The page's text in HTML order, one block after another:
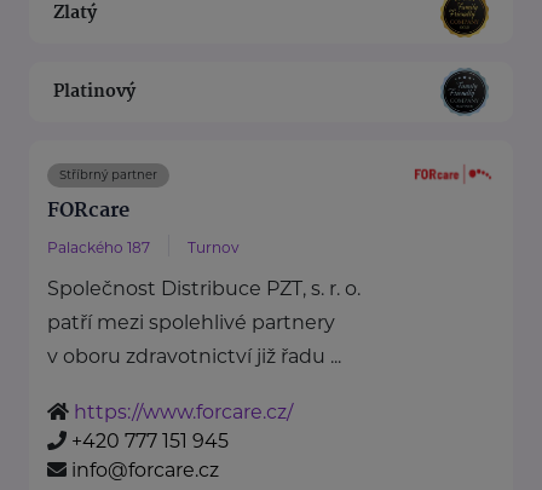
Zlatý
Platinový
Stříbrný partner
FORcare
Palackého 187 Turnov
Společnost Distribuce PZT, s. r. o.
patří mezi spolehlivé partnery
v oboru zdravotnictví již řadu ...
https://www.forcare.cz/
+420 777 151 945
info@forcare.cz